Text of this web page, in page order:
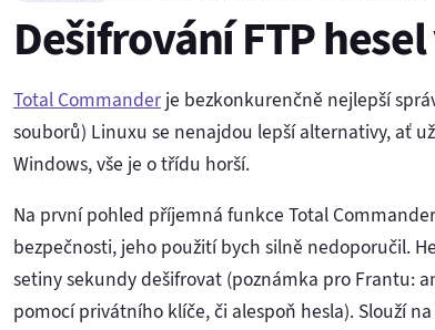
Dešifrování FTP
Total Commander je bezkonkurenčně nejlepší
souborů) Linuxu se nenajdou lepší alternativy, ať
Windows, vše je o třídu horší.
Na první pohled příjemná funkce Total
bezpečnosti, jeho použití bych silně nedoporučil.
setiny sekundy dešifrovat (poznámka pro Frantu:
pomocí privátního klíče, či alespoň hesla). Slouží